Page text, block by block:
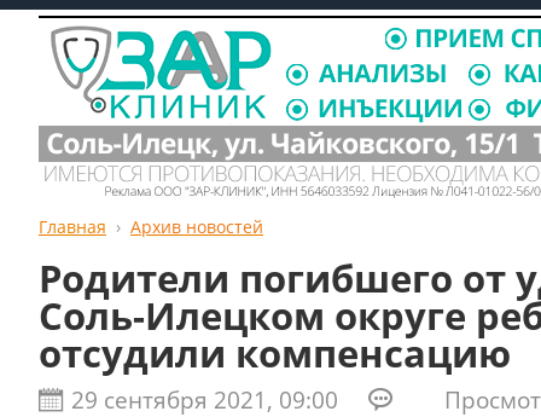
Главная Архив новостей
Родители погибшего от
Соль-Илецком округе
отсудили компенсацию
29 сентября 2021, 09:00